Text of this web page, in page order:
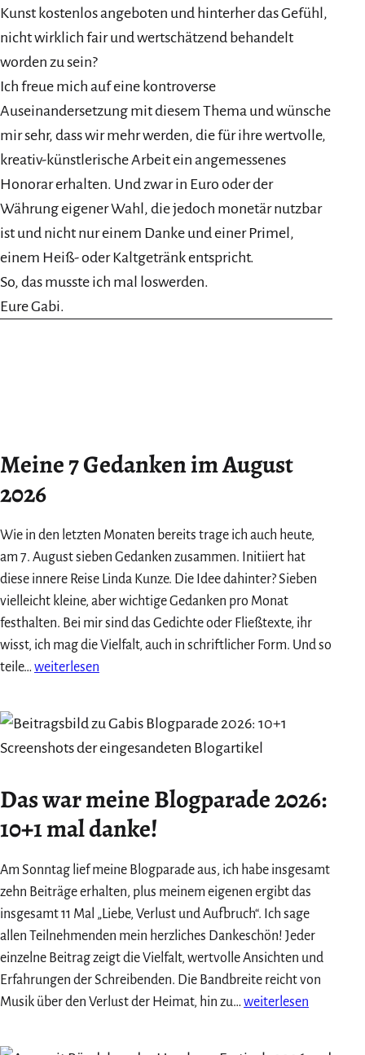
Kunst kostenlos angeboten und hinterher das Gefühl,
nicht wirklich fair und wertschätzend behandelt
worden zu sein?
Ich freue mich auf eine kontroverse
Auseinandersetzung mit diesem Thema und wünsche
mir sehr, dass wir mehr werden, die für ihre wertvolle,
kreativ-künstlerische Arbeit ein angemessenes
Honorar erhalten. Und zwar in Euro oder der
Währung eigener Wahl, die jedoch monetär nutzbar
ist und nicht nur einem Danke und einer Primel,
einem Heiß- oder Kaltgetränk entspricht.
So, das musste ich mal loswerden.
Eure Gabi.
Meine 7 Gedanken im August
2026
Wie in den letzten Monaten bereits trage ich auch heute,
am 7. August sieben Gedanken zusammen. Initiiert hat
diese innere Reise Linda Kunze. Die Idee dahinter? Sieben
vielleicht kleine, aber wichtige Gedanken pro Monat
festhalten. Bei mir sind das Gedichte oder Fließtexte, ihr
wisst, ich mag die Vielfalt, auch in schriftlicher Form. Und so
teile… Meine
im
August
weiterlesen
Das war meine Blogparade 2026:
10+1 mal danke!
Am Sonntag lief meine Blogparade aus, ich habe insgesamt
zehn Beiträge erhalten, plus meinem eigenen ergibt das
insgesamt 11 Mal „Liebe, Verlust und Aufbruch“. Ich sage
allen Teilnehmenden mein herzliches Dankeschön! Jeder
einzelne Beitrag zeigt die Vielfalt, wertvolle Ansichten und
Erfahrungen der Schreibenden. Die Bandbreite reicht von
Musik über den Verlust der Heimat, hin zu… Das
weiterlesen